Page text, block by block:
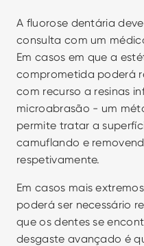
A fluorose dentária
consulta com um
Em casos em que a
comprometida poderá
com recurso a resinas
microabrasão - um
permite tratar a
camuflando e
respetivamente.
Em casos mais
poderá ser necessário
que os dentes se
desgaste avançado é